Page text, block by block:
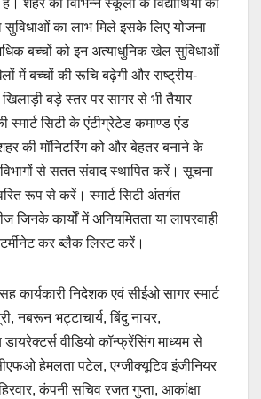
शहर की विभिन्न स्कूलों के विद्यार्थियों को
का लाभ मिले इसके लिए योजना
बच्चों को इन अत्याधुनिक खेल सुविधाओं
में बच्चों की रूचि बढ़ेगी और राष्ट्रीय-
बड़े स्तर पर सागर से भी तैयार
स्मार्ट सिटी के एंटीग्रेटेड कमाण्ड एंड
की मॉनिटरिंग को और बेहतर बनाने के
से सतत संवाद स्थापित करें। सूचना
रूप से करें। स्मार्ट सिटी अंतर्गत
जिनके कार्यों में अनियमितता या लापरवाही
टर्मीनेट कर ब्लैक लिस्ट करें।
कार्यकारी निदेशक एवं सीईओ सागर स्मार्ट
नबरून भट्टाचार्य, बिंदु नायर,
डायरेक्टर्स वीडियो कॉन्फ्रेंसिंग माध्यम से
हेमलता पटेल, एग्जीक्यूटिव इंजीनियर
कंपनी सचिव रजत गुप्ता, आकांक्षा